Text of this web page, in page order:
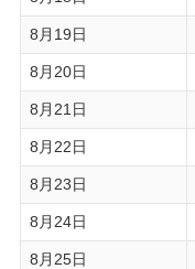
8月19日
8月20日
8月21日
8月22日
8月23日
8月24日
8月25日